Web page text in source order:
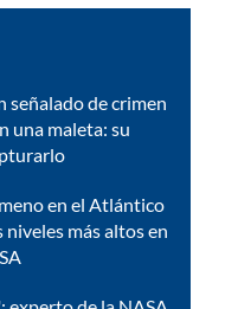
señalado de crimen
una maleta: su
en el Atlántico
niveles más altos en